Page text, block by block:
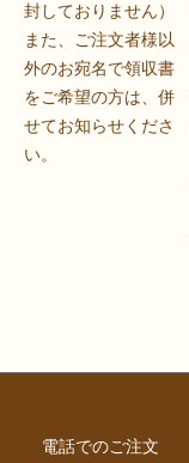
封しておりません）
また、ご注文者様以
外のお宛名で領収書
をご希望の方は、併
せてお知らせくださ
い。
電話でのご注文